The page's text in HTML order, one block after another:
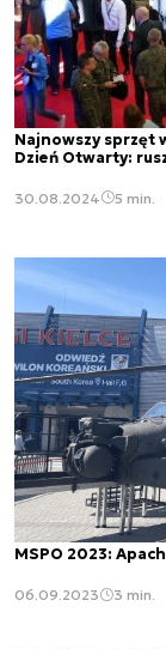
Najnowszy sprzęt
Dzień Otwarty:
30.08.2024 5 min.
MSPO 2023:
06.09.2023 3 min.